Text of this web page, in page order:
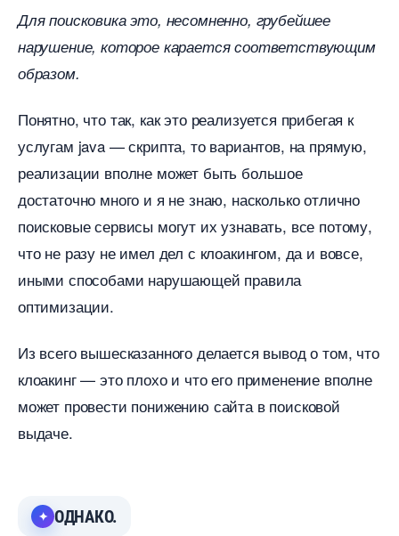
Для поисковика это, несомненно, грубейшее
нарушение, которое карается соответствующим
образом.
Понятно, что так, как это реализуется прибегая к
услугам java — скрипта, то вариантов, на прямую,
реализации вполне может быть большое
достаточно много и я не знаю, насколько отлично
поисковые сервисы могут их узнавать, все потому,
что не разу не имел дел с клоакингом, да и вовсе,
иными способами нарушающей правила
оптимизации.
Из всего вышесказанного делается вывод о том, что
клоакинг — это плохо и что его применение вполне
может провести понижению сайта в поисковой
ыдаче.
ОДНАКО.